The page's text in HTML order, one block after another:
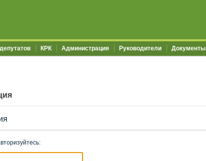
КРК Администрация Руководители Документы